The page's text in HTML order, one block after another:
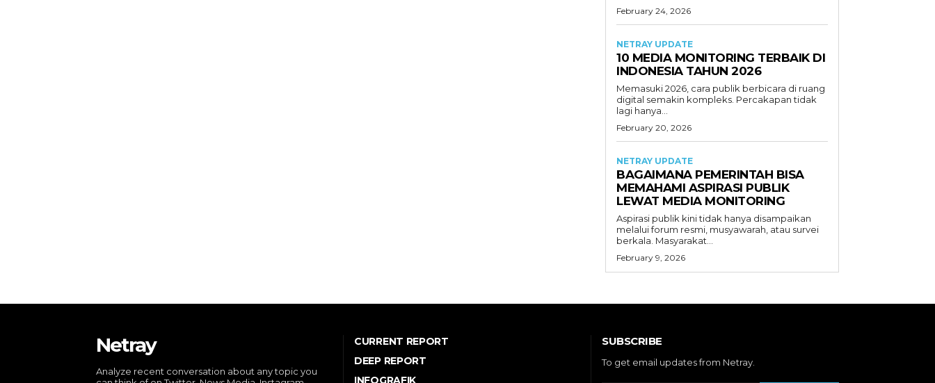
February 24, 2026
NETRAY UPDATE
10 MEDIA MONITORING TERBAIK DI
INDONESIA TAHUN 2026
Memasuki 2026, cara publik berbicara di ruang
digital semakin kompleks. Percakapan tidak
lagi hanya...
February 20, 2026
NETRAY UPDATE
BAGAIMANA PEMERINTAH BISA
MEMAHAMI ASPIRASI PUBLIK
LEWAT MEDIA MONITORING
Aspirasi publik kini tidak hanya disampaikan
melalui forum resmi, musyawarah, atau survei
berkala. Masyarakat...
February 9, 2026
Netray
Analyze recent conversation about any topic you
CURRENT REPORT
DEEP REPORT
INFOGRAFIK
SUBSCRIBE
To get email updates from Netray.